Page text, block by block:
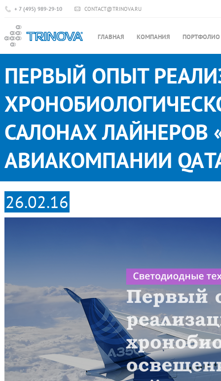
+ 7 (495) 989-29-10 CONTACT@TRINOVA.RU
ГЛАВНАЯ КОМПАНИЯ ПОРТФОЛИО
ПЕРВЫЙ ОПЫТ
САЛОНАХ ЛАЙНЕРОВ
АВИАКОМПАНИИ
26.02.16